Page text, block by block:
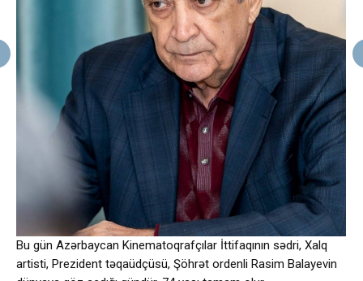
Bu gün Azərbaycan Kinematoqrafçılar İttifaqının sədri, Xalq
artisti, Prezident təqaüdçüsü, Şöhrət ordenli Rasim Balayevin